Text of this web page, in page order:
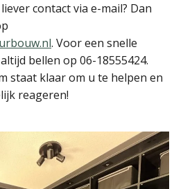
contact via e-mail? Dan
. Voor een snelle
bellen op 06-18555424.
staat klaar om u te helpen en
reageren!